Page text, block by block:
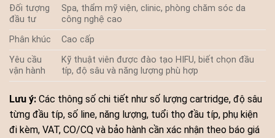
Đối tượng
đầu tư
Spa, thẩm mỹ viện, clinic, phòng chăm sóc da
công nghệ cao
Phân khúc
Cao cấp
Yêu cầu
vận hành
Kỹ thuật viên được đào tạo HIFU, biết chọn đầu
típ, độ sâu và năng lượng phù hợp
Lưu ý: Các thông số chi tiết như số lượng cartridge, độ sâu
từng đầu típ, số line, năng lượng, tuổi thọ đầu típ, phụ kiện
đi kèm, VAT, CO/CQ và bảo hành cần xác nhận theo báo giá